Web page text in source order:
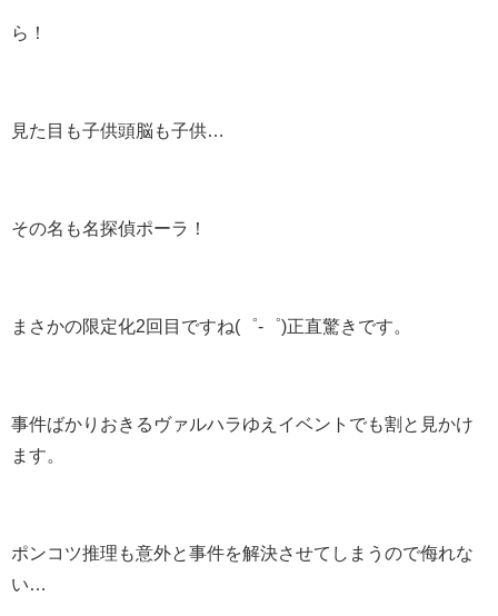
ら！
見た目も子供頭脳も子供…
その名も名探偵ポーラ！
まさかの限定化2回目ですね(゜-゜)正直驚きです。
事件ばかりおきるヴァルハラゆえイベントでも割と見かけ
ます。
ポンコツ推理も意外と事件を解決させてしまうので侮れな
い…